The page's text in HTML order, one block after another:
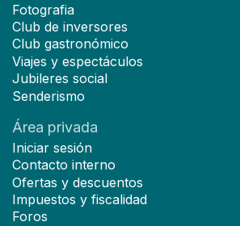
Fotografia
Club de inversores
Club gastronómico
Viajes y espectáculos
Jubileres social
Senderismo
Área privada
Iniciar sesión
Contacto interno
Ofertas y descuentos
Impuestos y fiscalidad
Foros